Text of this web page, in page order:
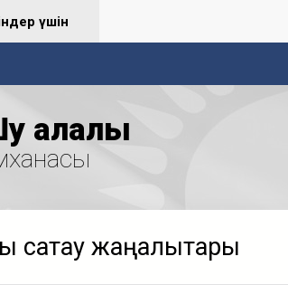
үшін
қалалық
сақтау жаңалықтары